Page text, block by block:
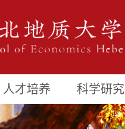
人才培养 科学研究